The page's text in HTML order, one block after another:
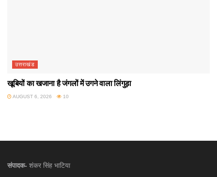
उत्तराखंड
खूबियों का खजाना है जंगलों में उगने वाला लिंगुड़ा
AUGUST 6, 2026 10
संपादक- शंकर सिंह भाटिया